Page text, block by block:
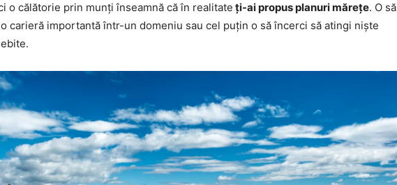
o călătorie prin munți înseamnă că în realitate ți-ai propus planuri mărețe. O să
carieră importantă într-un domeniu sau cel puțin o să încerci să atingi niște